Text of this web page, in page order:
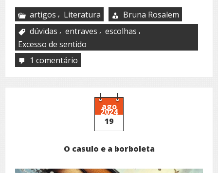
artigos , Literatura
Bruna Rosalem
dúvidas , entraves , escolhas ,
Excesso de sentido
1 comentário
os
excessos
ago
2024
19
O casulo e a borboleta